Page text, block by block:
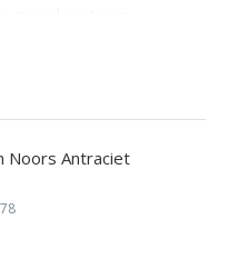
Noors Antraciet